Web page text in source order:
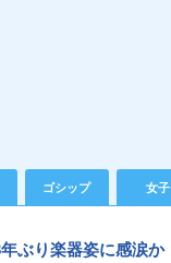
ゴシップ 女子
ぶり楽器姿に感涙か